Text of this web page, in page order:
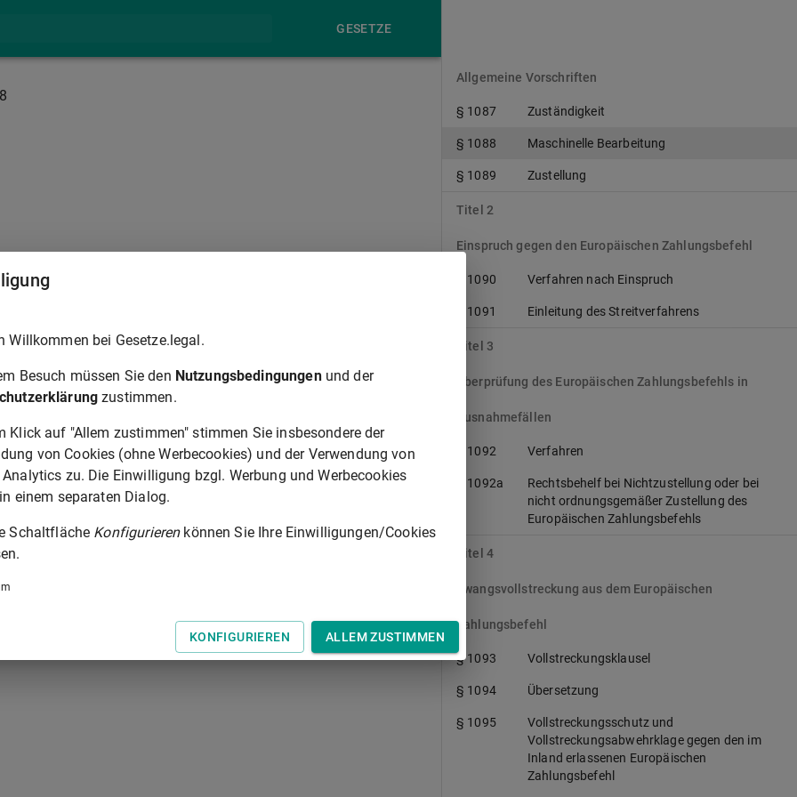
GESETZE
und der Einspruch können in einer nur maschinell lesbaren
für seine maschinelle Bearbeitung geeignet erscheint.
die nicht der Zustimmung des Bundesrates bedarf,
Bearbeitung der Mahnverfahren eingeführt wird; er
für Justiz des Landes Berlin übertragen.
Tastatur zur Navigation zwischen Normen.
Allgemeine Vorschriften
§ 1087 Zuständigkeit
§ 1088 Maschinelle Bearbeitung
§ 1089 Zustellung
Titel 2
Einspruch gegen den Europäischen Zahlungsbefehl
§ 1090 Verfahren nach Einspruch
§ 1091 Einleitung des Streitverfahrens
Titel 3
Überprüfung des Europäischen Zahlungsbefehls in
Ausnahmefällen
§ 1092 Verfahren
§ 1092a
Rechtsbehelf bei Nichtzustellung oder bei
nicht ordnungsgemäßer Zustellung des
Europäischen Zahlungsbefehls
Titel 4
Zwangsvollstreckung aus dem Europäischen
Zahlungsbefehl
§ 1093 Vollstreckungsklausel
§ 1094 Übersetzung
§ 1095
Vollstreckungsschutz und
Vollstreckungsabwehrklage gegen den im
Inland erlassenen Europäischen
Zahlungsbefehl
Willkommen bei Gesetze.legal.
Besuch müssen Sie den Nutzungsbedingungenund der
zustimmen.
Klick auf "Allem zustimmen" stimmen Sie insbesondere der
von Cookies (ohne Werbecookies) und der Verwendung von
Analytics zu. Die Einwilligung bzgl. Werbung und Werbecookies
einem separaten Dialog.
Schaltfläche Konfigurierenkönnen Sie Ihre Einwilligungen/Cookies
KONFIGURIEREN ALLEM ZUSTIMMEN